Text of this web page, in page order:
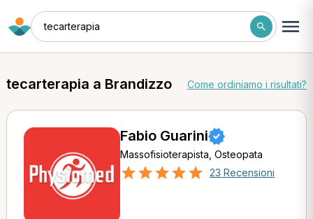
tecarterapia
tecarterapia a Brandizzo Come ordiniamo i risultati?
Fabio Guarini
Massofisioterapista, Osteopata
23 Recensioni